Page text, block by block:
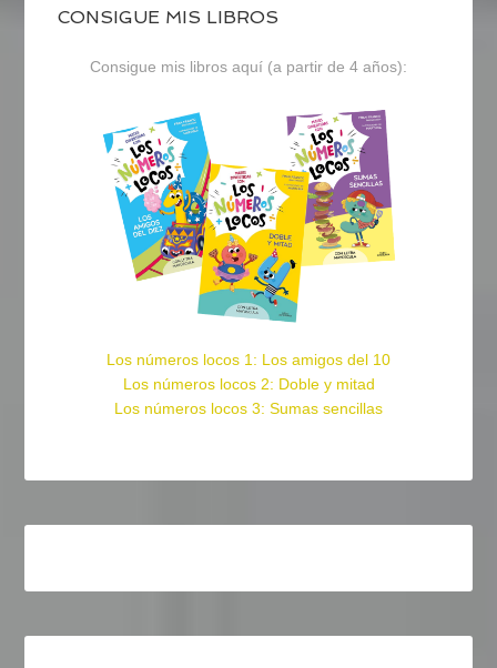
CONSIGUE MIS LIBROS
Consigue mis libros aquí (a partir de 4 años):
Los números locos 1: Los amigos del 10
Los números locos 2: Doble y mitad
Los números locos 3: Sumas sencillas